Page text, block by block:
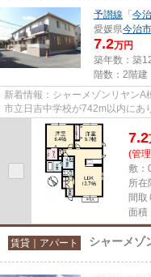
予讃線 「 今治
愛媛県今治市
7.2万円
築年数：築
階数：2階建
新着情報：シャーメゾンリヤン
市立日吉中学校が742m以内にあ
で駅にアクセスできる物件です...
7.2
(管
敷：
所在
間取
面積
賃貸｜アパート シャーメゾ